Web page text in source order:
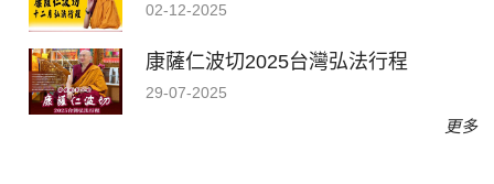
02-12-2025
康薩仁波切2025台灣弘法行程
29-07-2025
更多